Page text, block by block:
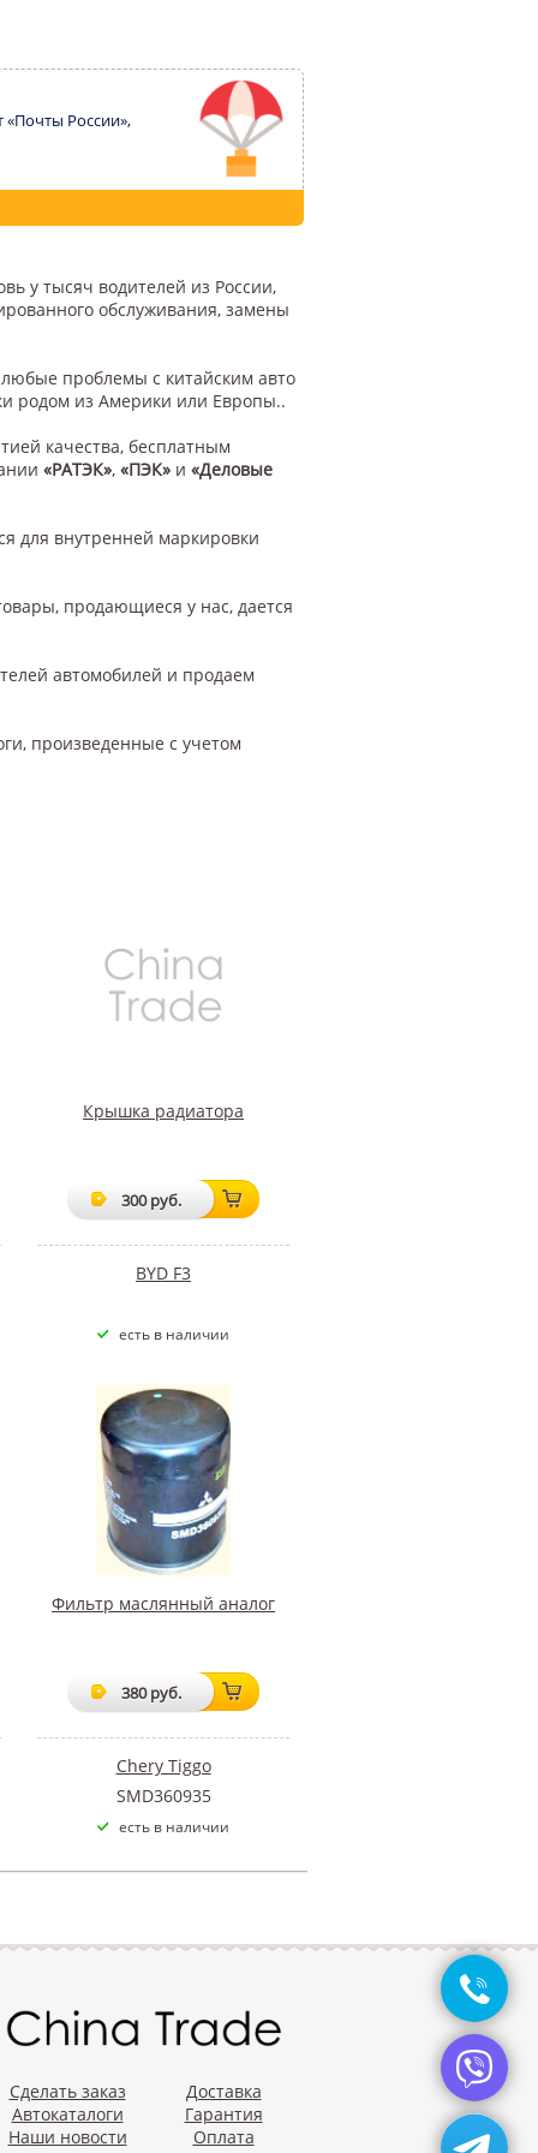
«Почты России»,
у тысяч водителей из России,
обслуживания, замены
проблемы с китайским авто
родом из Америки или Европы..
качества, бесплатным
«РАТЭК», «ПЭК» и «Деловые
для внутренней маркировки
продающиеся у нас, дается
автомобилей и продаем
произведенные с учетом
Крышка радиатора
300 руб.
BYD F3
есть в наличии
Фильтр маслянный аналог
380 руб.
Chery Tiggo
SMD360935
есть в наличии
Сделать заказ
Автокаталоги
Наши новости
Доставка
Гарантия
Оплата